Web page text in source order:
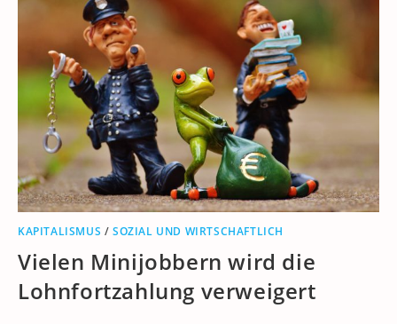
KAPITALISMUS /SOZIAL UND WIRTSCHAFTLICH
Vielen Minijobbern wird die
Lohnfortzahlung verweigert